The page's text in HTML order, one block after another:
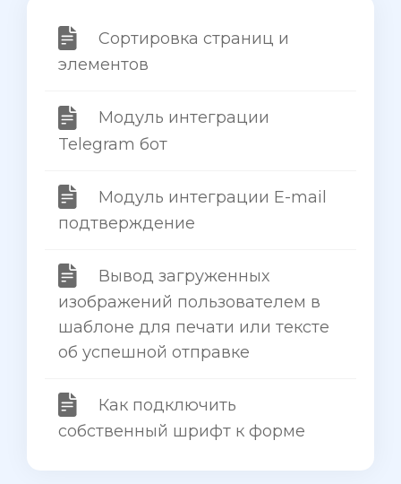
Сортировка страниц и
элементов
Модуль интеграции
Telegram бот
Модуль интеграции E-mail
подтверждение
Вывод загруженных
изображений пользователем в
шаблоне для печати или тексте
об успешной отправке
Как подключить
собственный шрифт к форме